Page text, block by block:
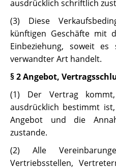
ausdrücklich schriftlich
(3) Diese
künftigen Geschäfte mit
Einbeziehung, soweit es
verwandter Art handelt.
§ 2 Angebot,
(1) Der Vertrag
ausdrücklich bestimmt
Angebot und die
zustande.
(2) Alle
Vertriebsstellen,